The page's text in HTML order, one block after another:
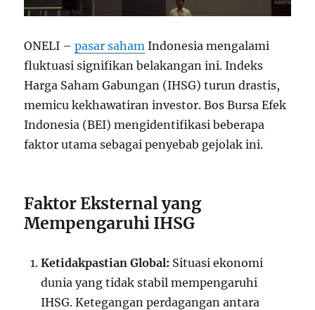
ONELI –pasar saham Indonesia mengalami
fluktuasi signifikan belakangan ini. Indeks
Harga Saham Gabungan (IHSG) turun drastis,
memicu kekhawatiran investor. Bos Bursa Efek
Indonesia (BEI) mengidentifikasi beberapa
faktor utama sebagai penyebab gejolak ini.
Faktor Eksternal yang
Mempengaruhi IHSG
Ketidakpastian Global: Situasi ekonomi
dunia yang tidak stabil mempengaruhi
IHSG. Ketegangan perdagangan antara